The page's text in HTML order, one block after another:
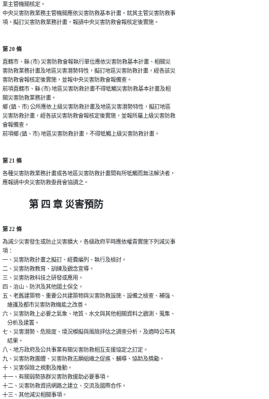
業主管機關核定。
中央災害防救業務主管機關應依災害防救基本計畫，就其主管災害防救事
項，擬訂災害防救業務計畫，報請中央災害防救會報核定後實施。
第 20 條
直轄市、縣 (市) 災害防救會報執行單位應依災害防救基本計畫、相關災
害防救業務計畫及地區災害潛勢特性，擬訂地區災害防救計畫，經各該災
害防救會報核定後實施，並報中央災害防救會報備查。
前項直轄市、縣 (市) 地區災害防救計畫不得牴觸災害防救基本計畫及相
關災害防救業務計畫。
鄉 (鎮、市) 公所應依上級災害防救計畫及地區災害潛勢特性，擬訂地區
災害防救計畫，經各該災害防救會報核定後實施，並報所屬上級災害防救
會報備查。
前項鄉 (鎮、市) 地區災害防救計畫，不得牴觸上級災害防救計畫。
第 21 條
各種災害防救業務計畫或各地區災害防救計畫間有所牴觸而無法解決者，
應報請中央災害防救委員會協調之。
第 四 章 災害預防
第 22 條
為減少災害發生或防止災害擴大，各級政府平時應依權責實施下列減災事
項：
一、災害防救計畫之擬訂、經費編列、執行及檢討。
二、災害防救教育、訓練及觀念宣導。
三、災害防救科技之研發或應用。
四、治山、防洪及其他國土保全。
五、老舊建築物、重要公共建築物與災害防救設施、設備之檢查、補強、
    維護及都市災害防救機能之改善。
六、災害防救上必要之氣象、地質、水文與其他相關資料之觀測、蒐集、
    分析及建置。
七、災害潛勢、危險度、境況模擬與風險評估之調查分析，及適時公布其
    結果。
八、地方政府及公共事業有關災害防救相互支援協定之訂定。
九、災害防救團體、災害防救志願組織之促進、輔導、協助及獎勵。
十、災害保險之規劃及推動。
十一、有關弱勢族群災害防救援助必要事項。
十二、災害防救資訊網路之建立、交流及國際合作。
十三、其他減災相關事項。